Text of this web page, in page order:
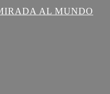
AL MUNDO